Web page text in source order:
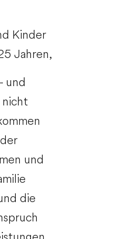
Kinder
Jahren,
und
nicht
und
die